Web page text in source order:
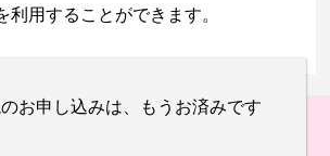
利用することができます。
お申し込みは、もうお済みです